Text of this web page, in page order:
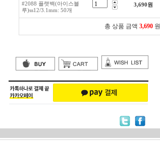
#2088 플랫백(아이스블
루)ss12/3.1mm: 50개
3,690원
총 상품 금액 3,690 원